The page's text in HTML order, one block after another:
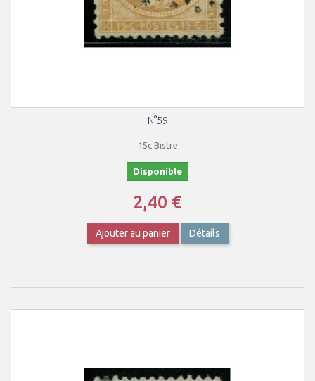
N°59
15c Bistre
Disponible
2,40 €
Ajouter au panier Détails